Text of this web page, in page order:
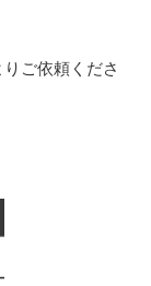
ご依頼くださ